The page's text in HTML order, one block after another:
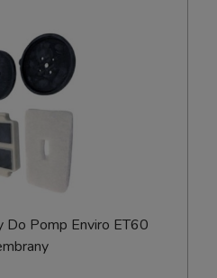
Do Pomp Enviro ET60